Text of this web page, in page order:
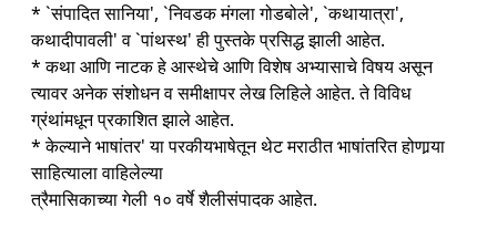
* `संपादित सानिया', `निवडक मंगला गोडबोले', `कथायात्रा',
कथादीपावली' व `पांथस्थ' ही पुस्तके प्रसिद्ध झाली आहेत.
* कथा आणि नाटक हे आस्थेचे आणि विशेष अभ्यासाचे विषय असून
त्यावर अनेक संशोधन व समीक्षापर लेख लिहिले आहेत. ते विविध
ग्रंथांमधून प्रकाशित झाले आहेत.
* केल्याने भाषांतर' या परकीयभाषेतून थेट मराठीत भाषांतरित होणार्‍या
साहित्याला वाहिलेल्या
त्रैमासिकाच्या गेली १० वर्षे शैलीसंपादक आहेत.